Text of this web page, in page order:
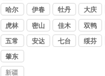
江讨
债公
司
哈尔
滨
伊春
牡丹
江
大庆
虎林 密山
佳木
斯
双鸭
山
五常 安达
七台
绥芬
肇东
新疆